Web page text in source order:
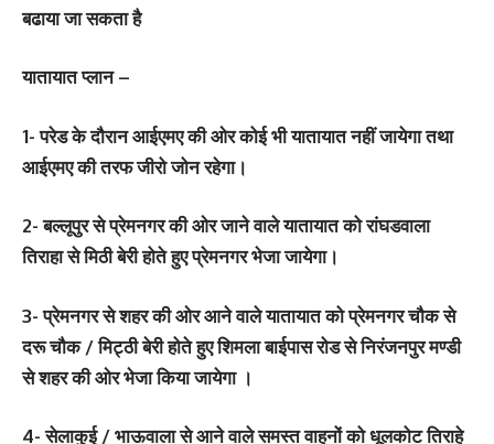
बढाया जा सकता है
यातायात प्लान –
1- परेड के दौरान आईएमए की ओर कोई भी यातायात नहीं जायेगा तथा
आईएमए की तरफ जीरो जोन रहेगा।
2- बल्लूपुर से प्रेमनगर की ओर जाने वाले यातायात को रांघडवाला
तिराहा से मिठी बेरी होते हुए प्रेमनगर भेजा जायेगा।
3- प्रेमनगर से शहर की ओर आने वाले यातायात को प्रेमनगर चौक से
दरू चौक / मिट्ठी बेरी होते हुए शिमला बाईपास रोड से निरंजनपुर मण्डी
से शहर की ओर भेजा किया जायेगा ।
4- सेलाकुई / भाऊवाला से आने वाले समस्त वाहनों को धूलकोट तिराहे